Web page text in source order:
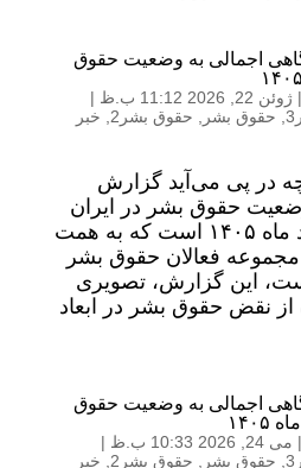
اجمالی به وضعیت حقوق
| ژوئن 22, 2026 11:12 ب.ظ
|
, حقوق بشر حقوق بشر2
خبر
در پی می‌آید گزارش
حقوق بشر در ایران
در دوره زمانی خرداد ماه ۱۴۰۵ است که به همت
مجموعه فعالان حقوق بشر
این گزارش، تصویری
از نقض حقوق بشر در ابعاد
اجمالی به وضعیت حقوق
| می 24, 2026 10:33 ب.ظ
|
, حقوق بشر حقوق بشر2
خبر